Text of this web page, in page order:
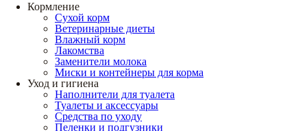
Кормление
Сухой корм
Ветеринарные диеты
Влажный корм
Лакомства
Заменители молока
Миски и контейнеры для корма
Уход и гигиена
Наполнители для туалета
Туалеты и аксессуары
Средства по уходу
Пеленки и подгузники